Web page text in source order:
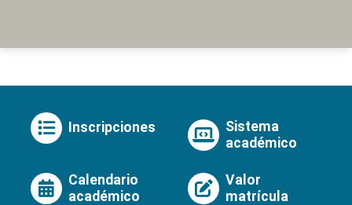
Inscripciones
Sistema
académico
Calendario
académico
Valor
matrícula